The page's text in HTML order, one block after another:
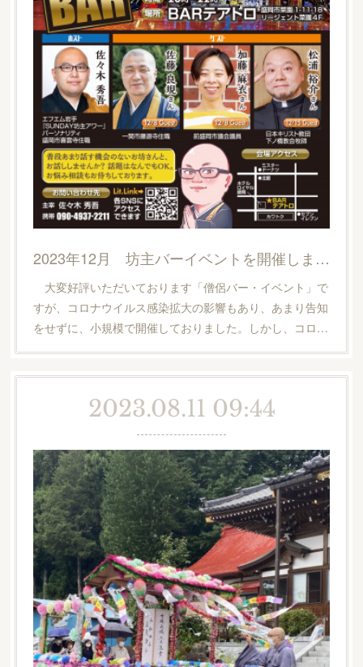
2023年12月 坊主バーイベントを開催します。
大変好評いただいております「僧侶バー・イベント」で
すが、コロナウイルス感染拡大の影響もあり、あまり告知
をせずに、小規模で開催しておりました。しかし、コロ…
2023.08.11 09:44